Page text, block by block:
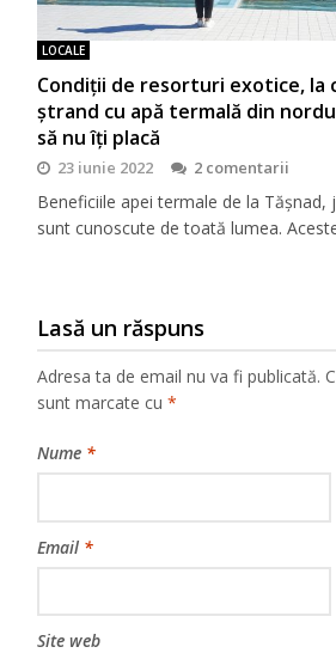
LOCALE
Condiţii de resorturi exotice, la
ştrand cu apă termală din
să nu îţi placă
23 iunie 2022 2 comentarii
Beneficiile apei termale de la Tășnad,
sunt cunoscute de toată lumea.
Lasă un răspuns
Adresa ta de email nu va fi publicată.
sunt marcate cu*
Nume *
Email *
Site web